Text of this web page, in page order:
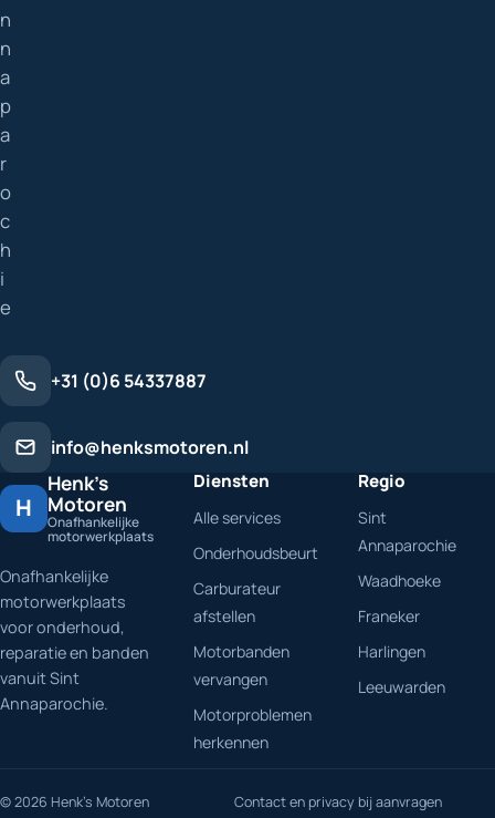
n
n
a
p
a
r
o
c
h
i
e
+31 (0)6 54337887
info@henksmotoren.nl
H
Henk's
Motoren
Onafhankelijke
motorwerkplaats
Onafhankelijke
motorwerkplaats
voor onderhoud,
reparatie en banden
vanuit Sint
Annaparochie.
Diensten
Alle services
Onderhoudsbeurt
Carburateur
afstellen
Motorbanden
vervangen
Motorproblemen
herkennen
Regio
Sint
Annaparochie
Waadhoeke
Franeker
Harlingen
Leeuwarden
© 2026 Henk's Motoren Contact en privacy bij aanvragen